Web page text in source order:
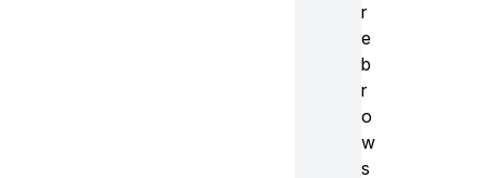
r
e
b
r
o
w
s